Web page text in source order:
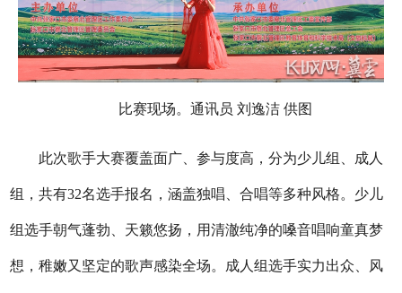
比赛现场。通讯员 刘逸洁 供图
此次歌手大赛覆盖面广、参与度高，分为少儿组、成人
组，共有32名选手报名，涵盖独唱、合唱等多种风格。少儿
组选手朝气蓬勃、天籁悠扬，用清澈纯净的嗓音唱响童真梦
想，稚嫩又坚定的歌声感染全场。成人组选手实力出众、风